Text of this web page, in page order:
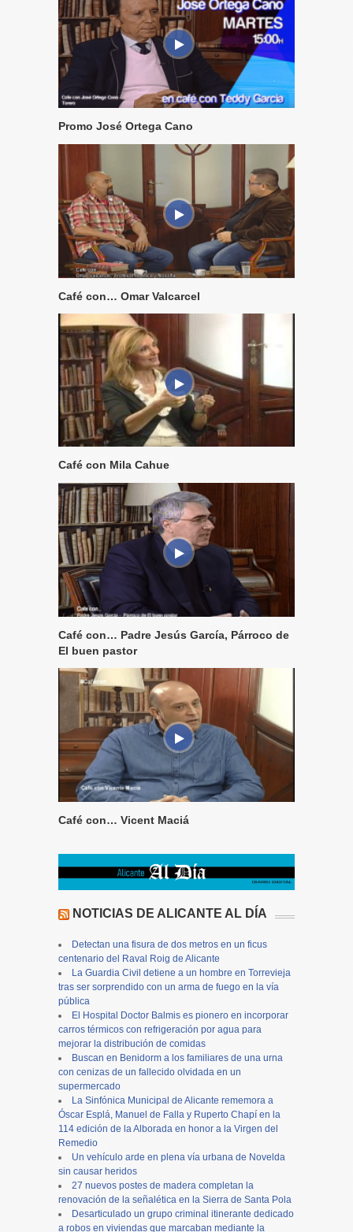
Promo José Ortega Cano
Café con… Omar Valcarcel
Café con Mila Cahue
Café con… Padre Jesús García, Párroco de
El buen pastor
Café con… Vicent Maciá
NOTICIAS DE ALICANTE AL DÍA
Detectan una fisura de dos metros en un ficus
centenario del Raval Roig de Alicante
La Guardia Civil detiene a un hombre en Torrevieja
tras ser sorprendido con un arma de fuego en la vía
pública
El Hospital Doctor Balmis es pionero en incorporar
carros térmicos con refrigeración por agua para
mejorar la distribución de comidas
Buscan en Benidorm a los familiares de una urna
con cenizas de un fallecido olvidada en un
supermercado
La Sinfónica Municipal de Alicante rememora a
Óscar Esplá, Manuel de Falla y Ruperto Chapí en la
114 edición de la Alborada en honor a la Virgen del
Remedio
Un vehículo arde en plena vía urbana de Novelda
sin causar heridos
27 nuevos postes de madera completan la
renovación de la señalética en la Sierra de Santa Pola
Desarticulado un grupo criminal itinerante dedicado
a robos en viviendas que marcaban mediante la